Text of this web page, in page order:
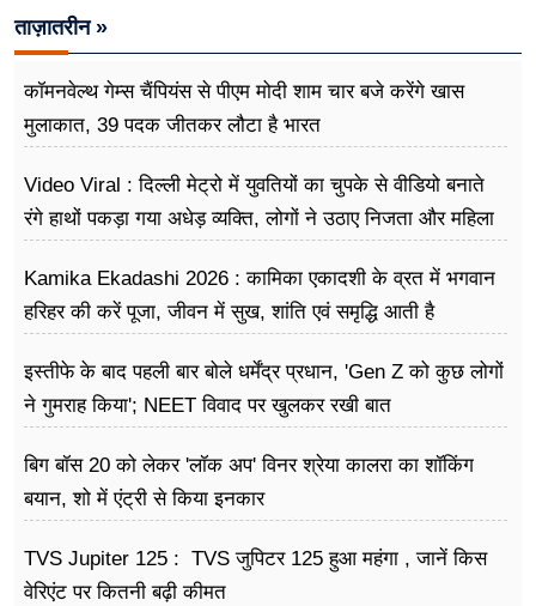
ताज़ातरीन »
कॉमनवेल्थ गेम्स चैंपियंस से पीएम मोदी शाम चार बजे करेंगे खास
मुलाकात, 39 पदक जीतकर लौटा है भारत
Video Viral : दिल्ली मेट्रो में युवतियों का चुपके से वीडियो बनाते
रंगे हाथों पकड़ा गया अधेड़ व्यक्ति, लोगों ने उठाए निजता और महिला
Kamika Ekadashi 2026 : कामिका एकादशी के व्रत में भगवान
हरिहर की करें पूजा, जीवन में सुख, शांति एवं समृद्धि आती है
इस्तीफे के बाद पहली बार बोले धर्मेंद्र प्रधान, 'Gen Z को कुछ लोगों
ने गुमराह किया'; NEET विवाद पर खुलकर रखी बात
बिग बॉस 20 को लेकर 'लॉक अप' विनर श्रेया कालरा का शॉकिंग
बयान, शो में एंट्री से किया इनकार
TVS Jupiter 125 : TVS जुपिटर 125 हुआ महंगा , जानें किस
वेरिएंट पर कितनी बढ़ी कीमत